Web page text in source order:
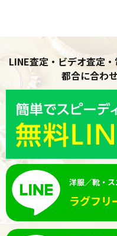
LINE査定・ビデオ査定
都合に合わ
洋服／靴・
ラグフリ